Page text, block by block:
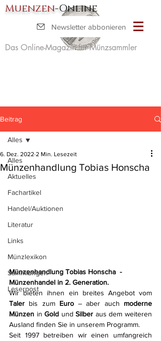
Muenzen-Online
Das Online-Magazin für Münzsammler
Newsletter abbonieren
Beitrag
Alles
Aktuelles
Fachartikel
Handel/Auktionen
Literatur
Links
Münzlexikon
Sammlungen
Leserpost
Alles
Münzenhandlung Tobias Honscha
6. Dez. 2022 2 Min. Lesezeit
Münzenhandlung Tobias Honscha  -
Münzenhandel in 2. Generation.
Taler bis zum Euro – aber auch moderne
Münzen in Gold und Silber aus dem weiteren
Ausland finden Sie in unserem Programm.
Seit 1997 betreiben wir einen umfangreich